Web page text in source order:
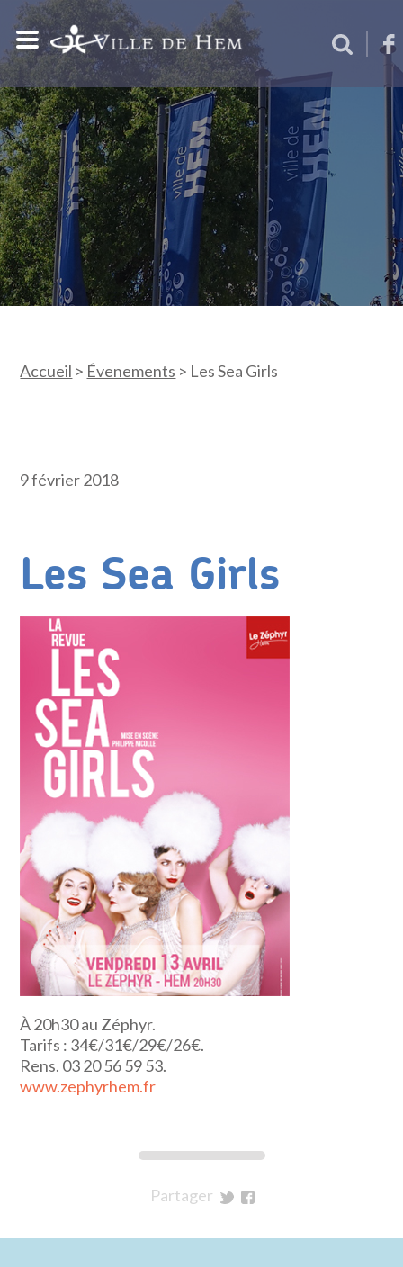
Accueil > Évenements > Les Sea Girls
9 février 2018
Les Sea Girls
À 20h30 au Zéphyr.
Tarifs : 34€/31€/29€/26€.
Rens. 03 20 56 59 53.
www.zephyrhem.fr
Partager
Twitter
Facebook